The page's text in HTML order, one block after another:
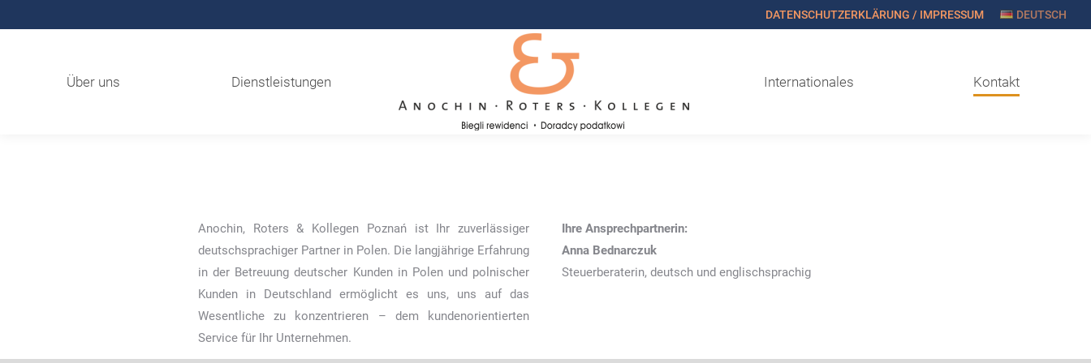
DATENSCHUTZERKLÄRUNG / IMPRESSUM DEUTSCH
Über uns Dienstleistungen Internationales Kontakt
Anochin, Roters & Kollegen Poznań ist Ihr zuverlässiger
deutschsprachiger Partner in Polen. Die langjährige Erfahrung
in der Betreuung deutscher Kunden in Polen und polnischer
Kunden in Deutschland ermöglicht es uns, uns auf das
Wesentliche zu konzentrieren – dem kundenorientierten
Service für Ihr Unternehmen.
Ihre Ansprechpartnerin:
Anna Bednarczuk
Steuerberaterin, deutsch und englischsprachig